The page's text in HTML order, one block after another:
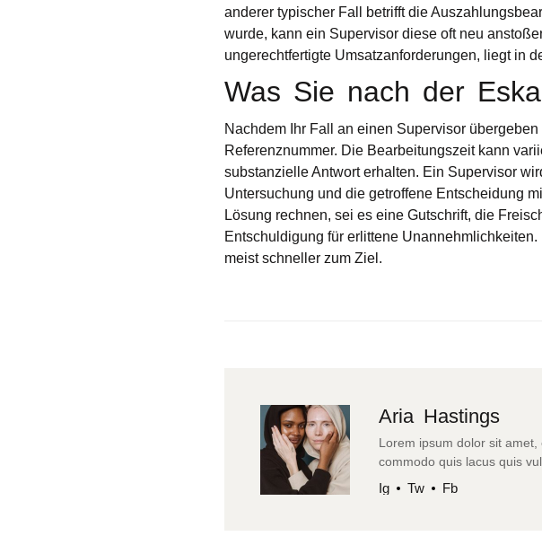
anderer typischer Fall betrifft die
wurde, kann ein Supervisor diese oft neu
ungerechtfertigte Umsatzanforderungen, liegt in
Was Sie nach der
Nachdem Ihr Fall an einen Supervisor
Referenznummer. Die Bearbeitungszeit kann
substanzielle Antwort erhalten. Ein Supervisor
Untersuchung und die getroffene Entscheidung
Lösung rechnen, sei es eine Gutschrift, die
Entschuldigung für erlittene
meist schneller zum Ziel.
Aria Hastings
Lorem ipsum dolor sit
commodo quis lacus quis
Ig Tw Fb